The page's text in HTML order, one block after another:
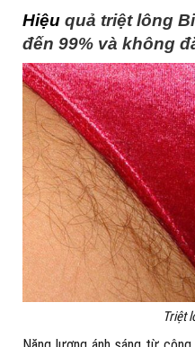
Hiệu quả triệt lông
đến 99% và không
Triệt